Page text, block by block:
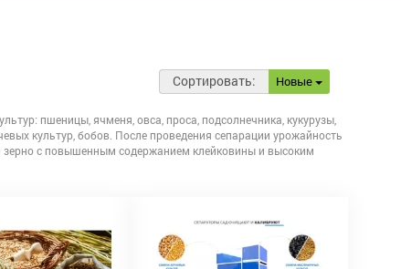
Сортировать: Новые
пшеницы, ячменя, овса, проса, подсолнечника, кукурузы,
культур, бобов. После проведения сепарации урожайность
зерно с повышенным содержанием клейковины и высоким